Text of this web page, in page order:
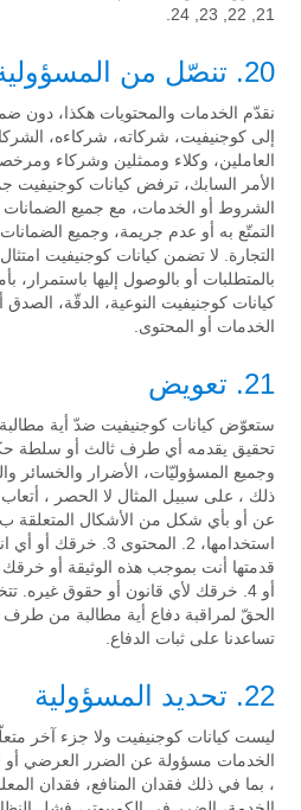
21, 22, 23, 24.
20. تنصّل من المسؤولية
نقدّم الخدمات والمحتويات هكذا، دون
إلى كوجنيفيت، شركاته، شركاءه،
العاملين، وكلاء وممثلين وشركاء
الأمر السابك، ترفض كيانات كوجنيفيت
الشروط أو الخدمات، مع جميع
التمتّع به أو عدم جريمة، وجميع
التجارة. لا تضمن كيانات كوجنيفيت
بالمتطلبات أو بالوصول إليها
كيانات كوجنيفيت النوعية، الدقّة، الصدق
الخدمات أو المحتوى.
21. تعويض
ستعوّض كيانات كوجنيفيت ضدّ أية مطالبة
تحقيق يقدمه أي طرف ثالث أو سلطة
وجميع المسؤوليّات، الأضرار والخسائر
ذلك ، على سبيل المثال لا الحصر ، أتعاب
استخدامها، 2.
قدمتها أنت بموجب هذه الوثيقة أو
أو 4. خرقك لأي قانون أو حقوق غيره.
الحقّ لمراقبة دفاع أية مطالبة من
تساعدنا على ثبات الدفاع.
22. تحديد المسؤولية
ليست كيانات كوجنيفيت ولا جزء آخر متعلّق
الخدمات مسؤولة عن الضرر العرضي أو
، بما في ذلك فقدان المنافع، فقدان